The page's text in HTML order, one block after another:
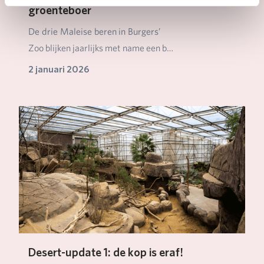
groenteboer
De drie Maleise beren in Burgers’
Zoo blijken jaarlijks met name een b…
2 januari 2026
Desert-update 1: de kop is eraf!